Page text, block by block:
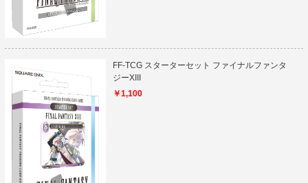
FF-TCG スターターセット ファイナルファンタ
ジーXIII
￥1,100